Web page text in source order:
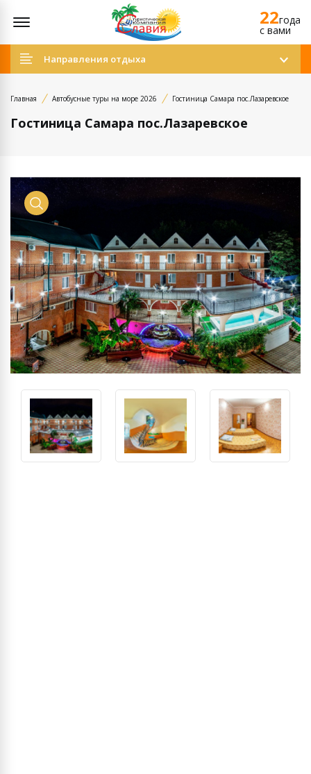
22года
c вами
Направления отдыха
Главная Автобусные туры на море 2026 Гостиница Самара пос.Лазаревское
Гостиница Самара пос.Лазаревское
Просмотр